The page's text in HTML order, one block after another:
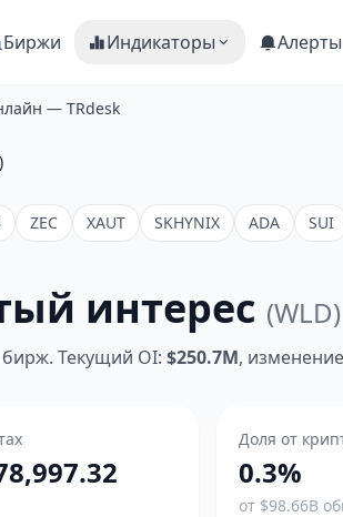
Биржи Индикаторы Алерты
— TRdesk
ZEC XAUT SKHYNIX ADA SUI
интерес (WLD)
Текущий OI: $250.7M,
Доля от
0.3%
от $98.66B